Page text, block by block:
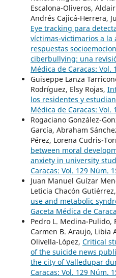
Escalona-Oliveros,
Andrés Cajicá-Herrera,
Eye tracking para
víctimas-victimarios a la
respuestas
ciberbullying: una
Médica de Caracas: Vol.
Guiseppe Lanza
Rodríguez, Elsy Rojas,
los residentes y
Médica de Caracas: Vol.
Rogaciano González-
García, Abraham
Pérez, Lorena Cudris-
between moral
anxiety in university
Caracas: Vol. 129 Núm.
Juan Manuel Guízar
Leticia Chacón Gutiérrez,
use and metabolic
Gaceta Médica de
Pedro L. Medina-Pulido,
Carmen B. Araujo, Libia
Olivella-López, Critical
of the suicide news
the city of Valledupar
Caracas: Vol. 129 Núm.